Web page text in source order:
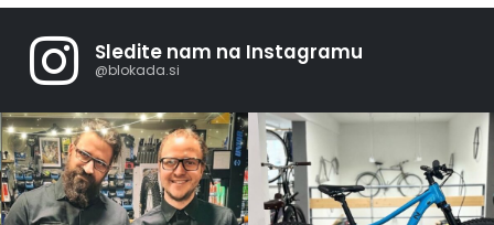
Sledite nam na Instagramu
@blokada.si